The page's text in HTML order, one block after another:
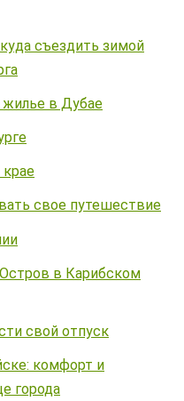
съездить зимой
жилье в Дубае
свое путешествие
в Карибском
свой отпуск
комфорт и
города